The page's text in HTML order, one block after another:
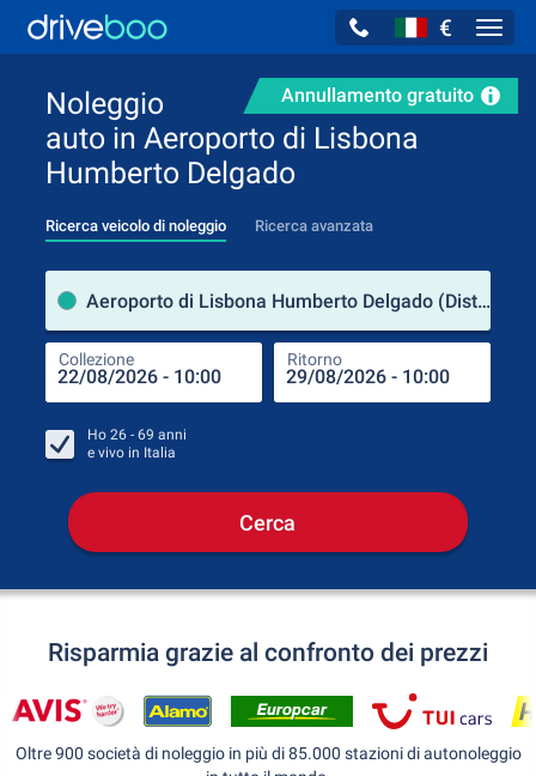
€
Annullamento gratuito
Noleggio
auto in Aeroporto di Lisbona
Humberto Delgado
Ricerca veicolo di noleggio Ricerca avanzata
Aeroporto di Lisbona Humberto Delgado (Distretto di Lisbona / Portogallo)
Collezione Ritorno
Ho 26 - 69 anni
e vivo in Italia
Cerca
Risparmia grazie al confronto dei prezzi
Oltre 900 società di noleggio in più di 85.000 stazioni di autonoleggio